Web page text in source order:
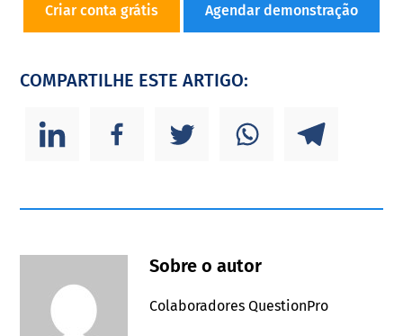
Criar conta grátis Agendar demonstração
COMPARTILHE ESTE ARTIGO:
Sobre o autor
Colaboradores QuestionPro